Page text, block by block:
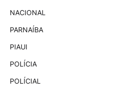
NACIONAL
PARNAÍBA
PIAUI
POLÍCIA
POLÍCIAL